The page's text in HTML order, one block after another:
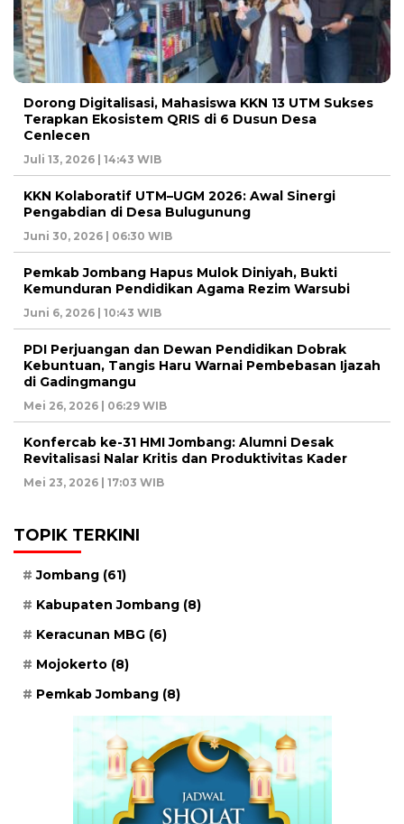
Dorong Digitalisasi, Mahasiswa KKN 13 UTM Sukses
Terapkan Ekosistem QRIS di 6 Dusun Desa
Cenlecen
Juli 13, 2026 | 14:43 WIB
KKN Kolaboratif UTM–UGM 2026: Awal Sinergi
Pengabdian di Desa Bulugunung
Juni 30, 2026 | 06:30 WIB
Pemkab Jombang Hapus Mulok Diniyah, Bukti
Kemunduran Pendidikan Agama Rezim Warsubi
Juni 6, 2026 | 10:43 WIB
PDI Perjuangan dan Dewan Pendidikan Dobrak
Kebuntuan, Tangis Haru Warnai Pembebasan Ijazah
di Gadingmangu
Mei 26, 2026 | 06:29 WIB
Konfercab ke-31 HMI Jombang: Alumni Desak
Revitalisasi Nalar Kritis dan Produktivitas Kader
Mei 23, 2026 | 17:03 WIB
TOPIK TERKINI
Jombang (61)
Kabupaten Jombang (8)
Keracunan MBG (6)
Mojokerto (8)
Pemkab Jombang (8)